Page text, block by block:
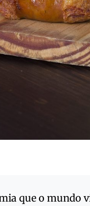
que o mundo